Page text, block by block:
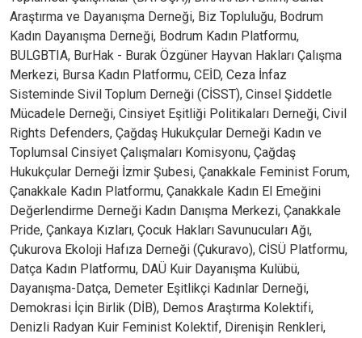
Araştırma ve Dayanışma Derneği, Biz Topluluğu, Bodrum
Kadın Dayanışma Derneği, Bodrum Kadın Platformu,
BULGBTIA, BurHak - Burak Özgüner Hayvan Hakları Çalışma
Merkezi, Bursa Kadın Platformu, CEİD, Ceza İnfaz
Sisteminde Sivil Toplum Derneği (CİSST), Cinsel Şiddetle
Mücadele Derneği, Cinsiyet Eşitliği Politikaları Derneği, Civil
Rights Defenders, Çağdaş Hukukçular Derneği Kadın ve
Toplumsal Cinsiyet Çalışmaları Komisyonu, Çağdaş
Hukukçular Derneği İzmir Şubesi, Çanakkale Feminist Forum,
Çanakkale Kadın Platformu, Çanakkale Kadın El Emeğini
Değerlendirme Derneği Kadın Danışma Merkezi, Çanakkale
Pride, Çankaya Kızları, Çocuk Hakları Savunucuları Ağı,
Çukurova Ekoloji Hafıza Derneği (Çukuravo), CİSÜ Platformu,
Datça Kadın Platformu, DAÜ Kuir Dayanışma Kulübü,
Dayanışma-Datça, Demeter Eşitlikçi Kadınlar Derneği,
Demokrasi İçin Birlik (DİB), Demos Araştırma Kolektifi,
Denizli Radyan Kuir Feminist Kolektif, Direnişin Renkleri,